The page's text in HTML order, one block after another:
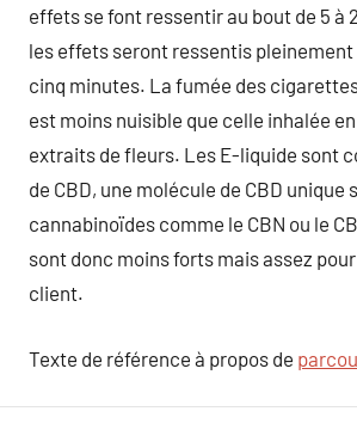
effets se font ressentir au bout de 5 à
les effets seront ressentis
cinq minutes. La fumée des
est moins nuisible que celle inhalée
extraits de fleurs. Les E-liquide sont
de CBD, une molécule de CBD unique
cannabinoïdes comme le CBN ou le
sont donc moins forts mais assez
client.
Texte de référence à propos de